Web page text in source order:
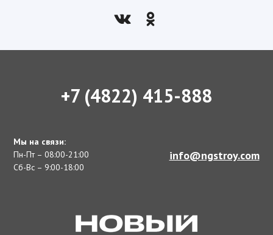
+7 (4822) 415-888
Мы на связи:
Пн-Пт – 08:00-21:00
Сб-Вс – 9:00-18:00
info@ngstroy.com